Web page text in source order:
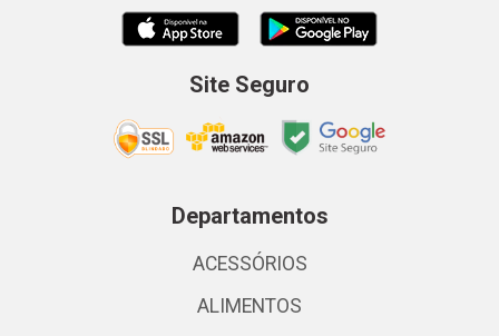
Site Seguro
Departamentos
ACESSÓRIOS
ALIMENTOS